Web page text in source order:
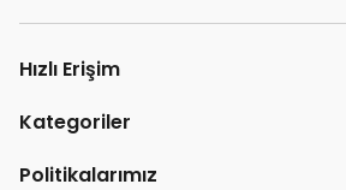
Hızlı Erişim
Kategoriler
Politikalarımız